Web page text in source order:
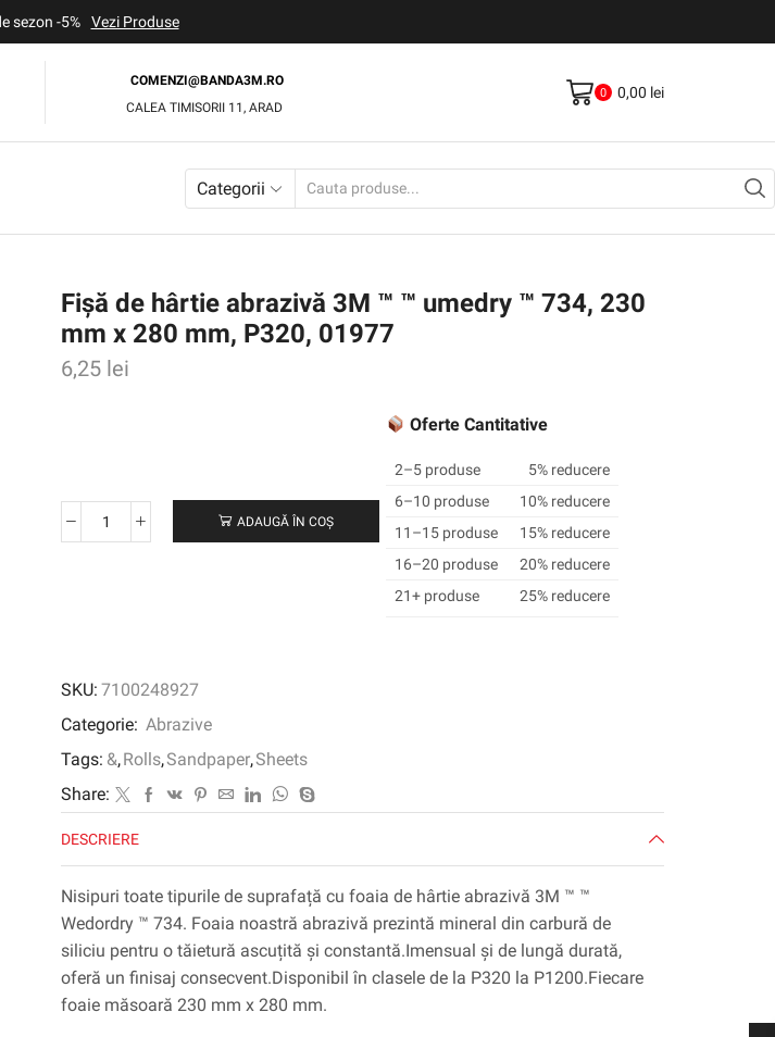
sezon -5% Vezi Produse
COMENZI@BANDA3M.RO
CALEA TIMISORII 11, ARAD
0 0,00 lei
Categorii
Fișă de hârtie abrazivă 3M ™ ™ umedry ™ 734, 230
mm x 280 mm, P320, 01977
6,25 lei
Cantitate
™
umedry
734,
230
mm
x
280
mm,
P320,
01977
ADAUGĂ ÎN COȘ
Oferte Cantitative
2–5 produse
5% reducere
6–10 produse
10% reducere
11–15 produse
15% reducere
16–20 produse
20% reducere
21+ produse
25% reducere
SKU: 7100248927
Categorie: Abrazive
Tags: &,Rolls,Sandpaper,Sheets
Share:
DESCRIERE
Nisipuri toate tipurile de suprafață cu foaia de hârtie abrazivă 3M ™ ™
Wedordry ™ 734. Foaia noastră abrazivă prezintă mineral din carbură de
siliciu pentru o tăietură ascuțită și constantă.Imensual și de lungă durată,
oferă un finisaj consecvent.Disponibil în clasele de la P320 la P1200.Fiecare
foaie măsoară 230 mm x 280 mm.